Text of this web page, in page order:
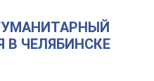
В ЧЕЛЯБИНСКЕ